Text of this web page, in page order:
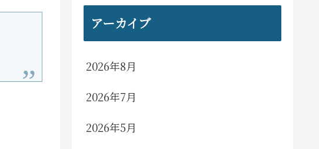
アーカイブ
2026年8月
2026年7月
2026年5月